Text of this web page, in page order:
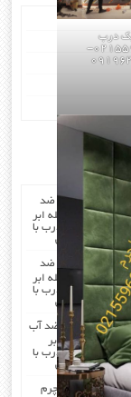
درب
02155969245-
ترین چرم ضد
چارچوب بوسیله ابر
میشود که درب با
ترین چرم ضد
چارچوب بوسیله ابر
میشود که درب با
ترین چرم ضد آب
بوسیله ابر
میشود که درب با
مرغوب ترین چرم